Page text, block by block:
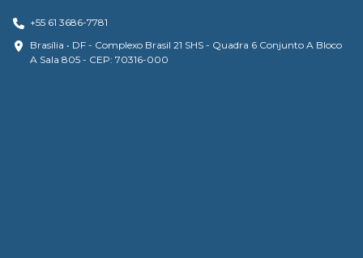
+55 61 3686-7781
Brasília • DF - Complexo Brasil 21 SHS - Quadra 6 Conjunto A Bloco
A Sala 805 - CEP: 70316-000